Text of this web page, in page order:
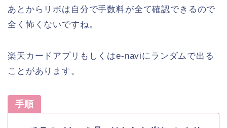
あとからリボは自分で手数料が全て確認できるので
全く怖くないですね。
楽天カードアプリもしくはe-naviにランダムで出る
ことがあります。
手順